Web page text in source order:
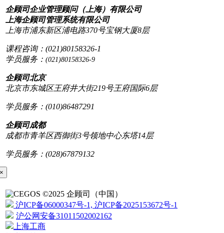
企顾司企业管理顾问（上海）有限公司
上海企顾司管理系统有限公司
上海市浦东新区浦电路370号宝钢大厦8层
课程咨询：(021)80158326-1
学员服务： (021)80158326-9
企顾司北京
北京市东城区王府井大街219号王府国际6层
学员服务：(010)86487291
企顾司成都
成都市青羊区西御街3号领地中心东塔14层
学员服务：(028)67879132
©2025 企顾司（中国）
沪ICP备06000347号-1, 沪ICP备2025153672号-1
沪公网安备31011502002162
上海工商